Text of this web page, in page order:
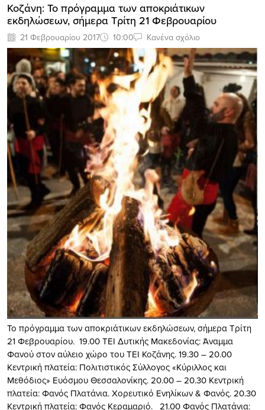
Κοζάνη: Το πρόγραμμα των αποκριάτικων
εκδηλώσεων, σήμερα Τρίτη 21 Φεβρουαρίου
21 Φεβρουαρίου 2017 10:00 Κανένα σχόλιο
Το πρόγραμμα των αποκριάτικων εκδηλώσεων, σήμερα Τρίτη
21 Φεβρουαρίου. 19.00 ΤΕΙ Δυτικής Μακεδονίας: Άναμμα
Φανού στον αύλειο χώρο του ΤΕΙ Κοζάνης. 19.30 – 20.00
Κεντρική πλατεία: Πολιτιστικός Σύλλογος «Κύριλλος και
Μεθόδιος» Ευόσμου Θεσσαλονίκης. 20.00 – 20.30 Κεντρική
πλατεία: Φανός Πλατάνια. Χορευτικό Ενηλίκων & Φανός. 20.30
Κεντρική πλατεία: Φανός Κεραμαριό. 21.00 Φανός Πλατάνια: